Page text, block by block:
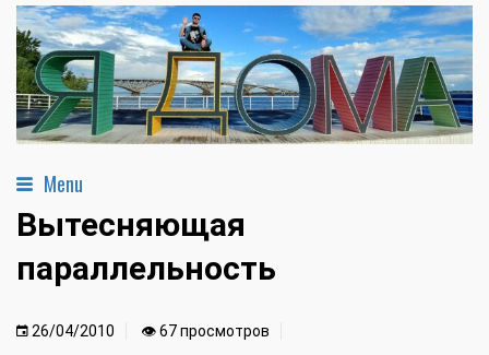
Menu
Вытесняющая
параллельность
26/04/2010 👁 67 просмотров